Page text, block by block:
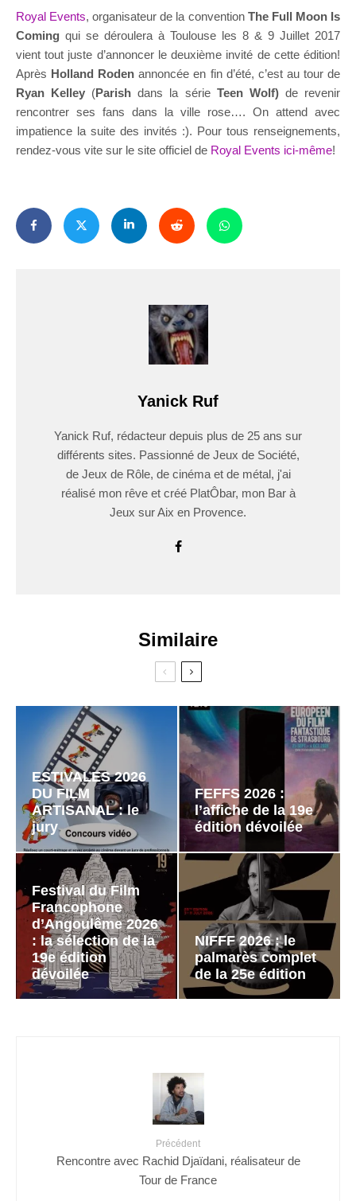
Royal Events, organisateur de la convention The Full Moon Is
Coming qui se déroulera à Toulouse les 8 & 9 Juillet 2017
vient tout juste d’annoncer le deuxième invité de cette édition!
Après Holland Roden annoncée en fin d’été, c’est au tour de
Ryan Kelley (Parish dans la série Teen Wolf)de revenir
rencontrer ses fans dans la ville rose…. On attend avec
impatience la suite des invités :). Pour tous renseignements,
rendez-vous vite sur le site officiel de Royal Events ici-même!
Yanick Ruf
Yanick Ruf, rédacteur depuis plus de 25 ans sur
différents sites. Passionné de Jeux de Société,
de Jeux de Rôle, de cinéma et de métal, j'ai
réalisé mon rêve et créé PlatÔbar, mon Bar à
Jeux sur Aix en Provence.
Similaire
ESTIVALES 2026
DU FILM
ARTISANAL : le
jury
FEFFS 2026 :
l’affiche de la 19e
édition dévoilée
Festival du Film
Francophone
d’Angoulême 2026
: la sélection de la
19e édition
dévoilée
NIFFF 2026 : le
palmarès complet
de la 25e édition
Précédent
Rencontre avec Rachid Djaïdani, réalisateur de
Tour de France